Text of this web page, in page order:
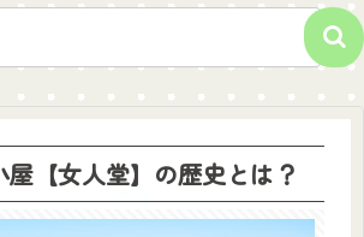
【女人堂】の歴史とは？